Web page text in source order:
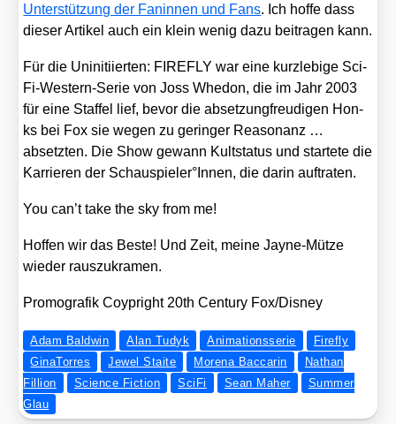
Unter­stüt­zung der Fan­in­nen und Fans. Ich hof­fe dass
die­ser Arti­kel auch ein klein wenig dazu bei­tra­gen kann.
Für die Unin­iti­ier­ten: FIREFLY war eine kurz­le­bi­ge Sci­
Fi-Wes­tern-Serie von Joss Whe­don, die im Jahr 2003
für eine Staf­fel lief, bevor die abset­zung­freu­di­gen Hon­
ks bei Fox sie wegen zu gerin­ger Reaso­nanz …
absetz­ten. Die Show gewann Kult­sta­tus und star­te­te die
Kar­rie­ren der Schauspieler°Innen, die dar­in auf­tra­ten.
You can’t take the sky from me!
Hof­fen wir das Bes­te! Und Zeit, mei­ne Jay­ne-Müt­ze
wie­der raus­zu­kra­men.
Pro­mo­gra­fik Coyp­right 20th Cen­tu­ry Fox/​Disney
Adam Baldwin Alan Tudyk Animationsserie
Firefly
GinaTorres
Jewel Staite Morena Baccarin
Nathan
Fillion
Science Fiction SciFi Sean Maher
Summer
Glau